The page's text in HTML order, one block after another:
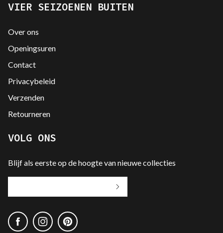
VIER SEIZOENEN BUITEN
Over ons
Openingsuren
Contact
Privacybeleid
Verzenden
Retourneren
VOLG ONS
Blijf als eerste op de hoogte van nieuwe collecties
e-